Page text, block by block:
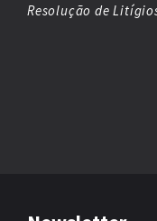
Resolução de